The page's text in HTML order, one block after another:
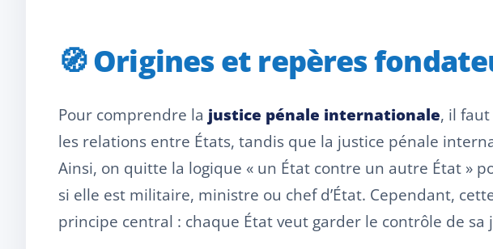
🧭 Origines et repères
Pour comprendre la justice pénale internationale, il
les relations entre États, tandis que la justice pénale
Ainsi, on quitte la logique « un État contre un autre État »
si elle est militaire, ministre ou chef d’État. Cependant,
principe central : chaque État veut garder le contrôle de sa